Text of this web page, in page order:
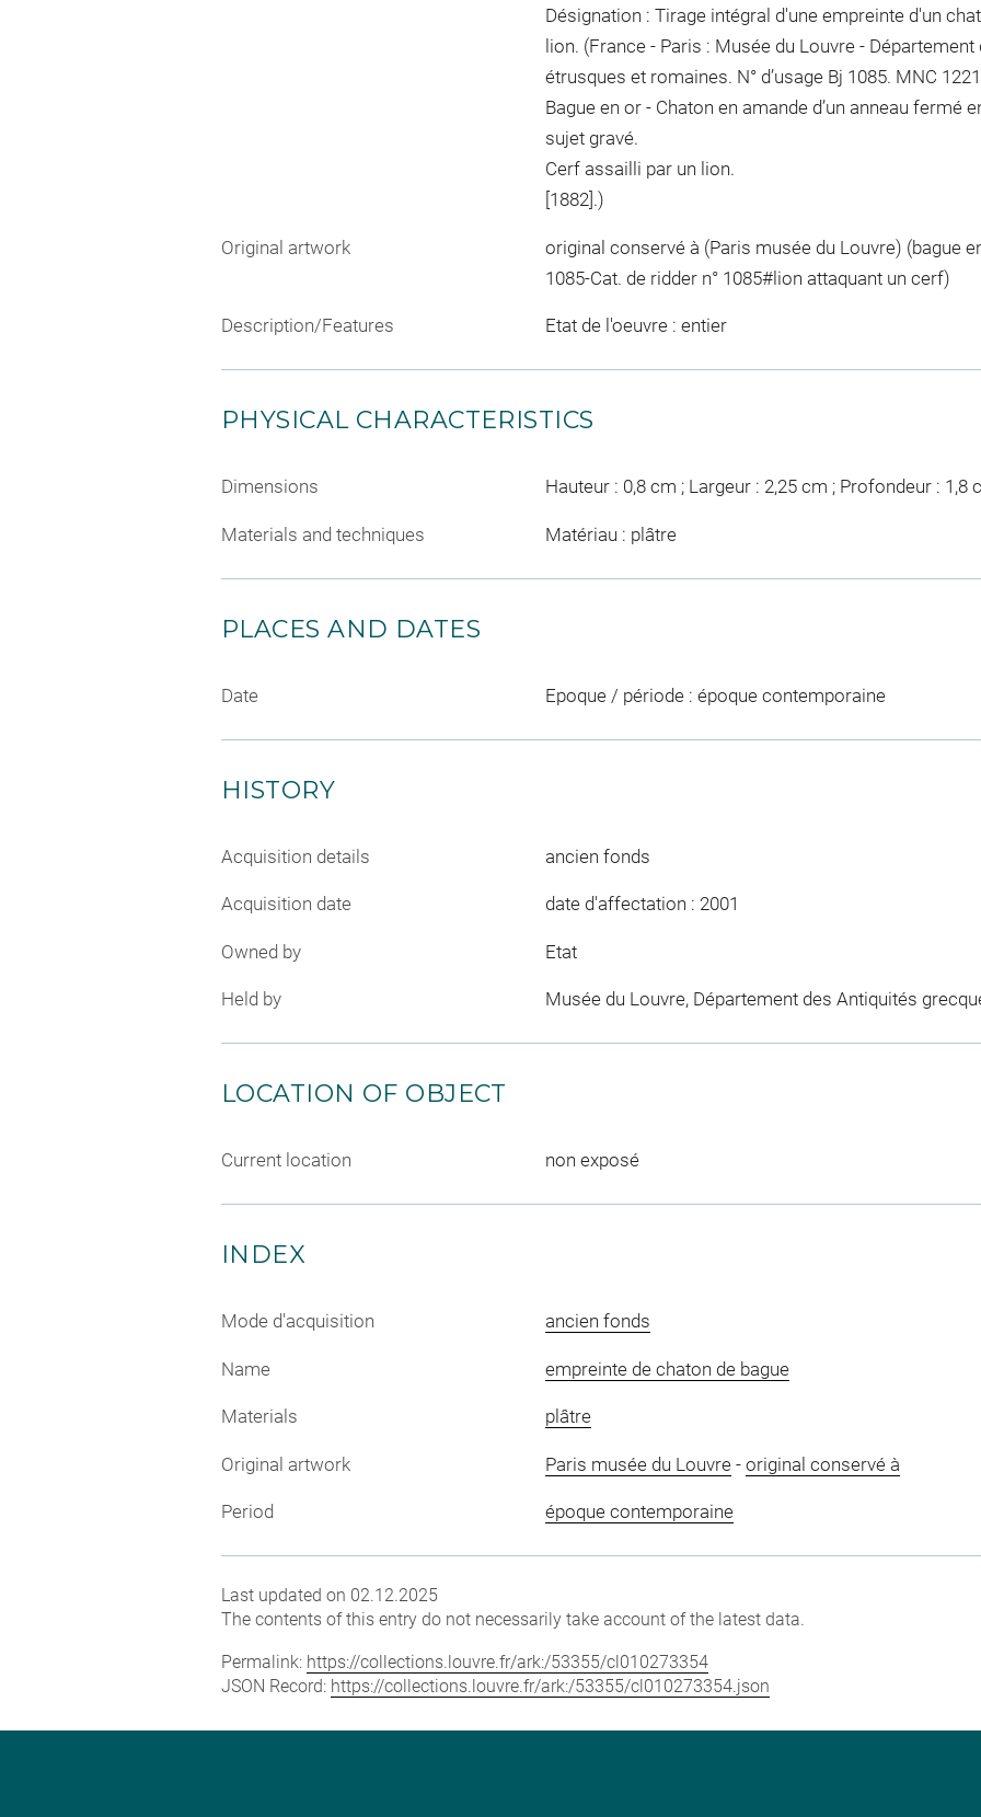
Désignation : Tirage intégral d'une empreinte d'un
lion. (France - Paris : Musée du Louvre -
étrusques et romaines. N° d’usage Bj 1085. MNC
Bague en or - Chaton en amande d’un anneau fermé
sujet gravé.
Cerf assailli par un lion.
[1882].)
Original artwork
original conservé à (Paris musée du Louvre) (bague
1085-Cat. de ridder n° 1085#lion attaquant un cerf)
Description/Features Etat de l'oeuvre : entier
PHYSICAL CHARACTERISTICS
Dimensions Hauteur : 0,8 cm ; Largeur : 2,25 cm ; Profondeur : 1,8
Materials and techniques Matériau : plâtre
PLACES AND DATES
Date Epoque / période : époque contemporaine
HISTORY
Acquisition details ancien fonds
Acquisition date date d'affectation : 2001
Owned by Etat
Held by Musée du Louvre, Département des Antiquités
LOCATION OF OBJECT
Current location non exposé
INDEX
Mode d'acquisition ancien fonds
Name empreinte de chaton de bague
Materials plâtre
Original artwork Paris musée du Louvre- original conservé à
Period époque contemporaine
Last updated on 02.12.2025
The contents of this entry do not necessarily take account of the latest data.
Permalink: https://collections.louvre.fr/ark:/53355/cl010273354
JSON Record: https://collections.louvre.fr/ark:/53355/cl010273354.json